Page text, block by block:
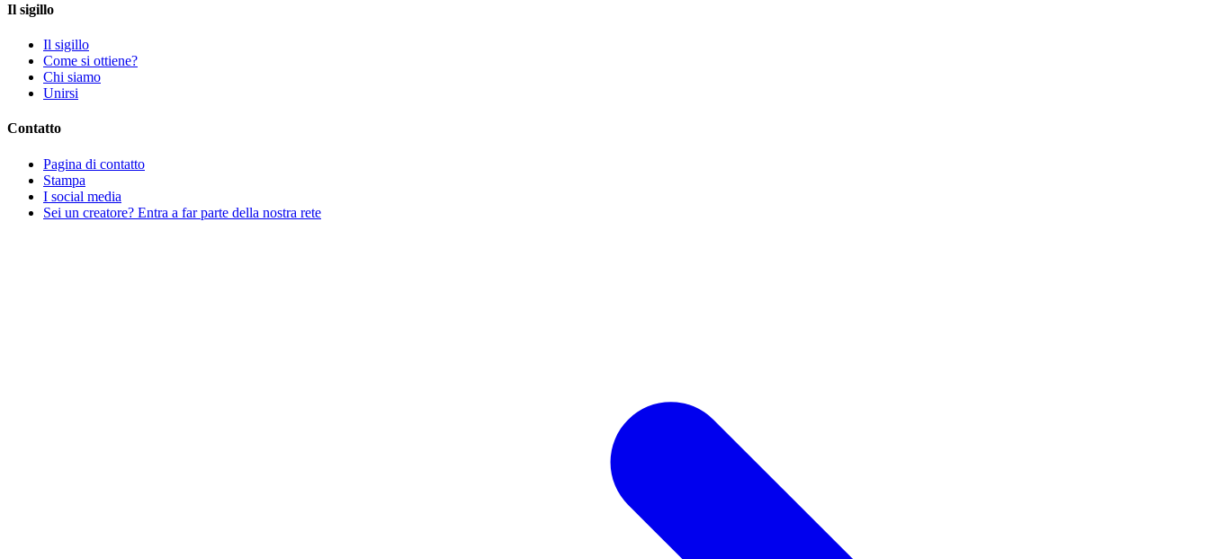
Il sigillo
Il sigillo
Come si ottiene?
Chi siamo
Unirsi
Contatto
Pagina di contatto
Stampa
I social media
Sei un creatore? Entra a far parte della nostra rete